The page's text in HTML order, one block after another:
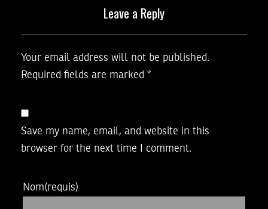
Leave a Reply
Your email address will not be published.
Required fields are marked *
Save my name, email, and website in this
browser for the next time I comment.
Nom(requis)